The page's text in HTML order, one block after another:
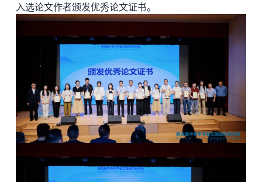
入选论文作者颁发优秀论文证书。